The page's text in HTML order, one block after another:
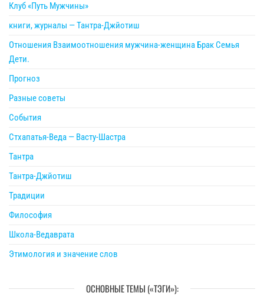
Клуб «Путь Мужчины»
книги, журналы — Тантра-Джйотиш
Отношения Взаимоотношения мужчина-женщина Брак Семья
Дети.
Прогноз
Разные советы
События
Стхапатья-Веда — Васту-Шастра
Тантра
Тантра-Джйотиш
Традиции
Философия
Школа-Ведаврата
Этимология и значение слов
ОСНОВНЫЕ ТЕМЫ («ТЭГИ»):